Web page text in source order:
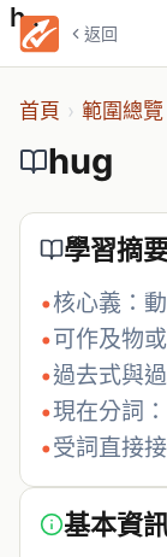
返回
hug
首頁 › 範圍總覽
hug
學習摘
•核心義：
•可作及物
•過去式與
•現在分詞
•受詞直接
基本資